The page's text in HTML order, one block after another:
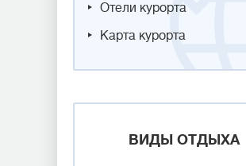
Отели курорта
Карта курорта
ВИДЫ ОТДЫХА